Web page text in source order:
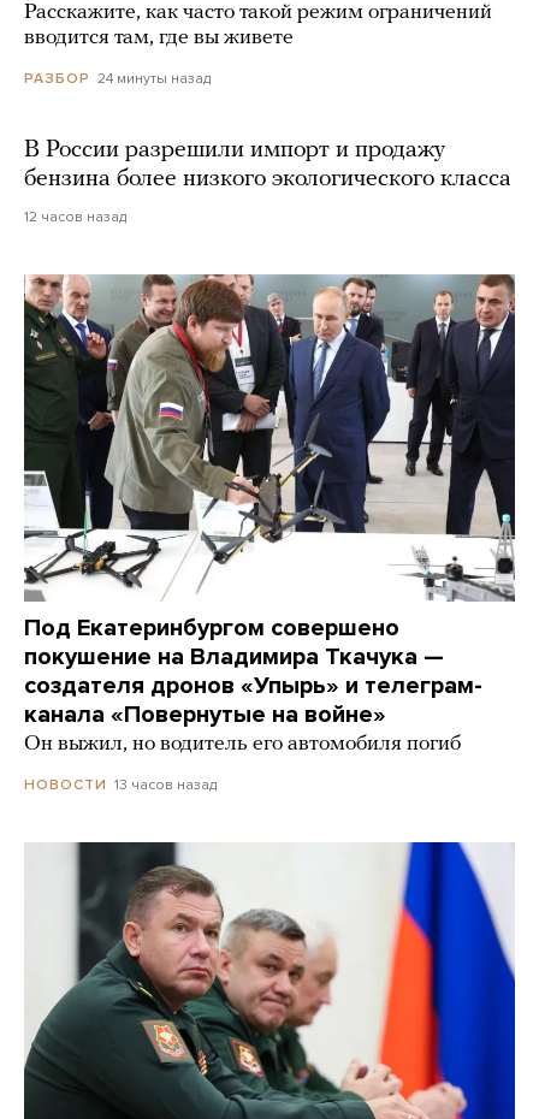
Расскажите, как часто такой режим ограничений
вводится там, где вы живете
РАЗБОР 24 минуты назад
В России разрешили импорт и продажу
бензина более низкого экологического класса
12 часов назад
Под Екатеринбургом совершено
покушение на Владимира Ткачука —
создателя дронов «Упырь» и телеграм-
канала «Повернутые на войне»
Он выжил, но водитель его автомобиля погиб
НОВОСТИ 13 часов назад